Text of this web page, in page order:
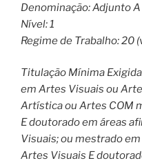
Denominação: Adjunto A
Nível: 1
Regime de Trabalho: 20
Titulação Mínima
em Artes Visuais ou
Artística ou Artes COM
E doutorado em áreas
Visuais; ou mestrado
Artes Visuais E